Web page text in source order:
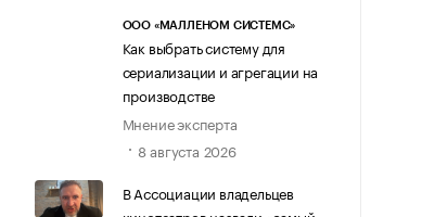
ООО «МАЛЛЕНОМ СИСТЕМС»
Как выбрать систему для
сериализации и агрегации на
производстве
Мнение эксперта
8 августа 2026
В Ассоциации владельцев